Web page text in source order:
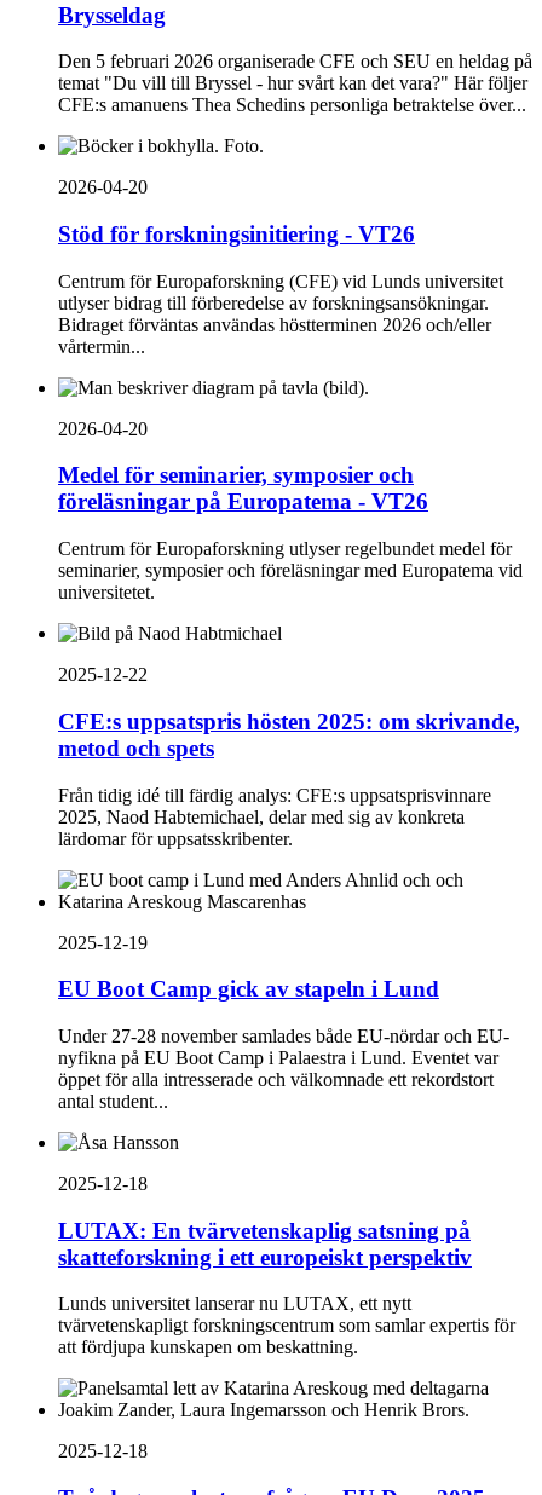
Brysseldag
Den 5 februari 2026 organiserade CFE och SEU en heldag på
temat "Du vill till Bryssel - hur svårt kan det vara?" Här följer
CFE:s amanuens Thea Schedins personliga betraktelse över...
2026-04-20
Stöd för forskningsinitiering - VT26
Centrum för Europaforskning (CFE) vid Lunds universitet
utlyser bidrag till förberedelse av forskningsansökningar.
Bidraget förväntas användas höstterminen 2026 och/eller
vårtermin...
2026-04-20
Medel för seminarier, symposier och
föreläsningar på Europatema - VT26
Centrum för Europaforskning utlyser regelbundet medel för
seminarier, symposier och föreläsningar med Europatema vid
universitetet.
2025-12-22
CFE:s uppsatspris hösten 2025: om skrivande,
metod och spets
Från tidig idé till färdig analys: CFE:s uppsatsprisvinnare
2025, Naod Habtemichael, delar med sig av konkreta
lärdomar för uppsatsskribenter.
2025-12-19
EU Boot Camp gick av stapeln i Lund
Under 27-28 november samlades både EU-nördar och EU-
nyfikna på EU Boot Camp i Palaestra i Lund. Eventet var
öppet för alla intresserade och välkomnade ett rekordstort
antal student...
2025-12-18
LUTAX: En tvärvetenskaplig satsning på
skatteforskning i ett europeiskt perspektiv
Lunds universitet lanserar nu LUTAX, ett nytt
tvärvetenskapligt forskningscentrum som samlar expertis för
att fördjupa kunskapen om beskattning.
2025-12-18